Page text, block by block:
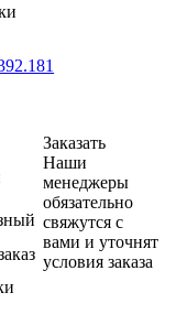
Заказать
Наши
менеджеры
обязательно
свяжутся с
вами и уточнят
условия заказа